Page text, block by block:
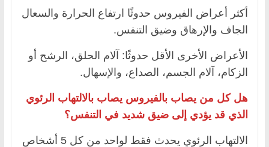
أكثر أعراض الفيروس حدوثًا ارتفاع الحرارة والسعال
الجاف والإرهاق وضيق التنفس.
الأعراض الأخرى الأقل حدوثًا: آلام الحلق، الرشح أو
الزكام، آلام الجسم، الصداع، والإسهال.
هل كل من يصاب بالفيروس يصاب بالالتهاب الرئوي
الذي قد يؤدي إلى ضيق شديد في التنفس؟
الالتهاب الرئوي يحدث فقط لواحد من كل 5 أشخاص